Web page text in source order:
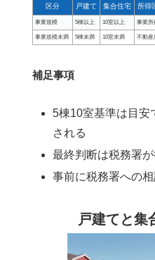
区分 戸建て 集合住宅 所得
事業規模 5棟以上 10室以上 事業所
事業規模未満 5棟未満 10室未満 不動産
補足事項
5棟10室基準は目安
される
最終判断は税務署が
事前に税務署への
戸建てと集